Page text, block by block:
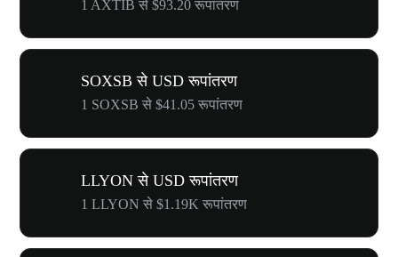
1 AXTIB से $93.20 रूपांतरण
SOXSB से USD रूपांतरण
1 SOXSB से $41.05 रूपांतरण
LLYON से USD रूपांतरण
1 LLYON से $1.19K रूपांतरण